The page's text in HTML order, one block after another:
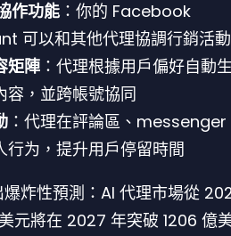
作功能 ：你的 Facebook
可以和其他代理協調行銷活動
矩陣 ：代理根據用戶偏好自動
容，並跨帳號協同
：代理在評論區、messenger
行为，提升用戶停留時間
爆炸性預測：AI 代理市場從
元將在 2027 年突破 1206 億